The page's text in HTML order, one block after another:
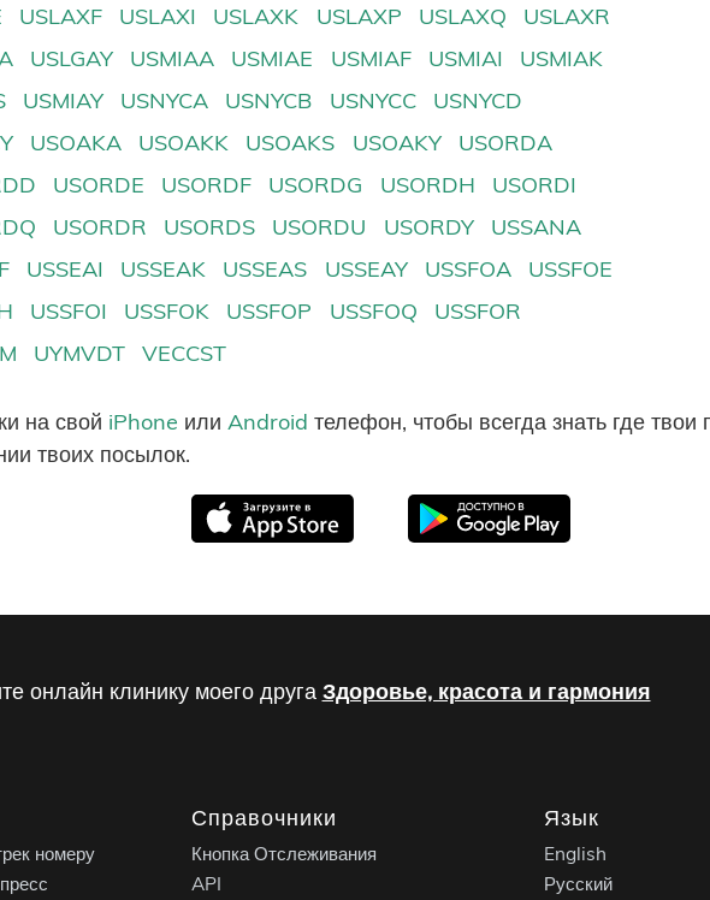
USLAXF USLAXI USLAXK USLAXP USLAXQ
USLAXR
USLGAY USMIAA USMIAE USMIAF USMIAI
USMIAK
USMIAY USNYCA USNYCB USNYCC
USNYCD
USOAKA USOAKK USOAKS USOAKY
USORDA
USORDE USORDF USORDG USORDH
USORDI
USORDR USORDS USORDU USORDY
USSANA
USSEAI USSEAK USSEAS USSEAY USSFOA
USSFOE
USSFOI USSFOK USSFOP USSFOQ
USSFOR
UYMVDT VECCST
на свой iPhone или Android телефон, чтобы всегда знать где
твоих посылок.
онлайн клинику моего друга Здоровье, красота и гармония
номеру
Справочники
Кнопка Отслеживания
API
Язык
English
Русский